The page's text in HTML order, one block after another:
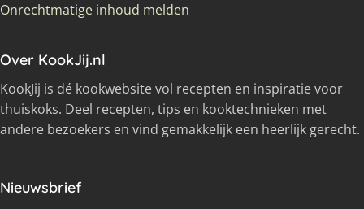
Onrechtmatige inhoud melden
Over KookJij.nl
KookJij is dé kookwebsite vol recepten en inspiratie voor
thuiskoks. Deel recepten, tips en kooktechnieken met
andere bezoekers en vind gemakkelijk een heerlijk gerecht.
Nieuwsbrief